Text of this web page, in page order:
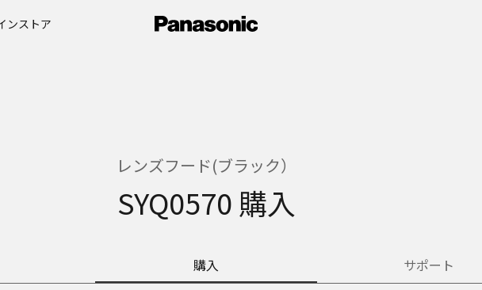
ンストア
レンズフード(ブラック）
SYQ0570 購入
購入 サポート